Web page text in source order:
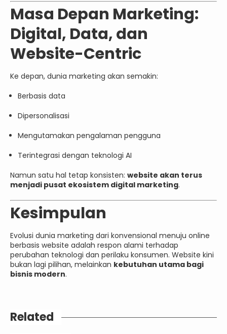
Masa Depan Marketing:
Digital, Data, dan
Website-Centric
Ke depan, dunia marketing akan semakin:
Berbasis data
Dipersonalisasi
Mengutamakan pengalaman pengguna
Terintegrasi dengan teknologi AI
Namun satu hal tetap konsisten: website akan terus
menjadi pusat ekosistem digital marketing.
Kesimpulan
Evolusi dunia marketing dari konvensional menuju online
berbasis website adalah respon alami terhadap
perubahan teknologi dan perilaku konsumen. Website kini
bukan lagi pilihan, melainkan kebutuhan utama bagi
bisnis modern.
Related